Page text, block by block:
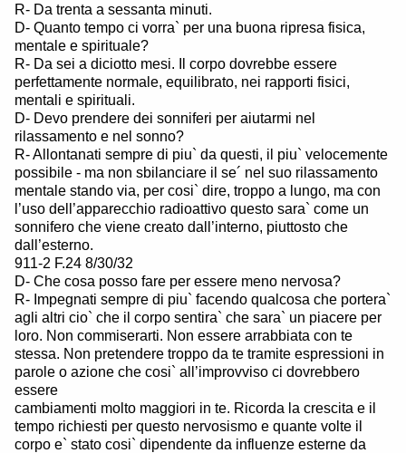
R- Da trenta a sessanta minuti.
D- Quanto tempo ci vorra` per una buona ripresa fisica,
mentale e spirituale?
R- Da sei a diciotto mesi. Il corpo dovrebbe essere
perfettamente normale, equilibrato, nei rapporti fisici,
mentali e spirituali.
D- Devo prendere dei sonniferi per aiutarmi nel
rilassamento e nel sonno?
R- Allontanati sempre di piu` da questi, il piu` velocemente
possibile - ma non sbilanciare il se´ nel suo rilassamento
mentale stando via, per cosi` dire, troppo a lungo, ma con
l’uso dell’apparecchio radioattivo questo sara` come un
sonnifero che viene creato dall’interno, piuttosto che
dall’esterno.
911-2 F.24 8/30/32
D- Che cosa posso fare per essere meno nervosa?
R- Impegnati sempre di piu` facendo qualcosa che portera`
agli altri cio` che il corpo sentira` che sara` un piacere per
loro. Non commiserarti. Non essere arrabbiata con te
stessa. Non pretendere troppo da te tramite espressioni in
parole o azione che cosi` all’improvviso ci dovrebbero
essere
cambiamenti molto maggiori in te. Ricorda la crescita e il
tempo richiesti per questo nervosismo e quante volte il
corpo e` stato cosi` dipendente da influenze esterne da